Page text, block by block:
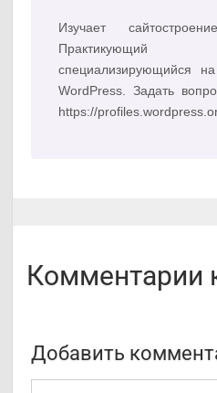
Изучает
специализирующийся
WordPress. Задать
https://
Комментарии
Добавить